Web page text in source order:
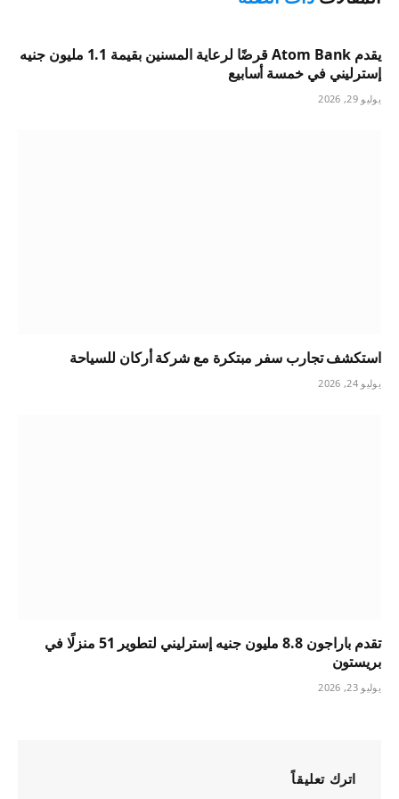
يقدم Atom Bank قرضًا لرعاية المسنين بقيمة 1.1 مليون جنيه
إسترليني في خمسة أسابيع
يوليو 29, 2026
استكشف تجارب سفر مبتكرة مع شركة أركان للسياحة
يوليو 24, 2026
تقدم باراجون 8.8 مليون جنيه إسترليني لتطوير 51 منزلًا في
بريستون
يوليو 23, 2026
اترك تعليقاً